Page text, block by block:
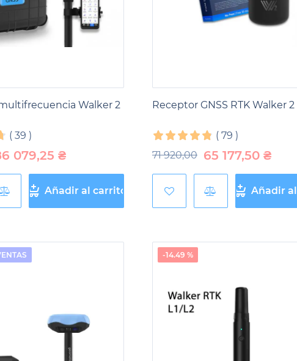
Walker 2
( 39 )
079,25 ₴
Añadir al carrito
Receptor GNSS RTK Walker 2
( 79 )
71 920,00 65 177,50 ₴
Añadir
-14.49 %